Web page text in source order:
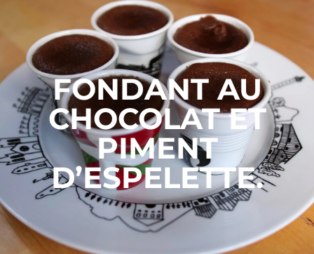
FONDANT AU
CHOCOLAT ET
PIMENT
D’ESPELETTE.